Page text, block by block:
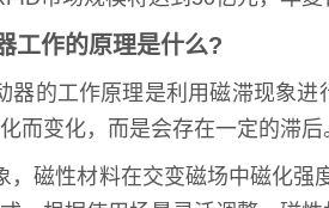
工作的原理是什么?
器的工作原理是利用磁滞现象
而变化，而是会存在一定的滞
，磁性材料在交变磁场中磁化